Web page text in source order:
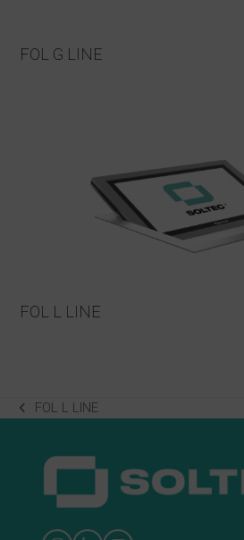
FOL G LINE
FOL L LINE
previous
FOL L LINE